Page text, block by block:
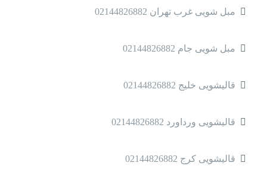
مبل شویی غرب تهران 02144826882
مبل شویی جام 02144826882
قالیشویی خلیج 02144826882
قالیشویی ورداورد 02144826882
قالیشویی کرج 02144826882